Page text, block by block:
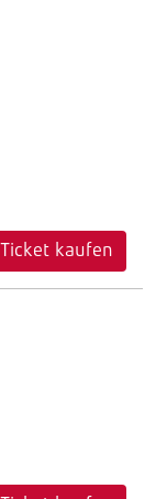
Ticket kaufen